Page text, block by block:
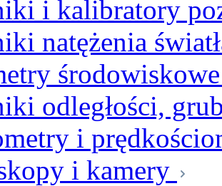
i kalibratory
natężenia
odległości,
i
i kamery